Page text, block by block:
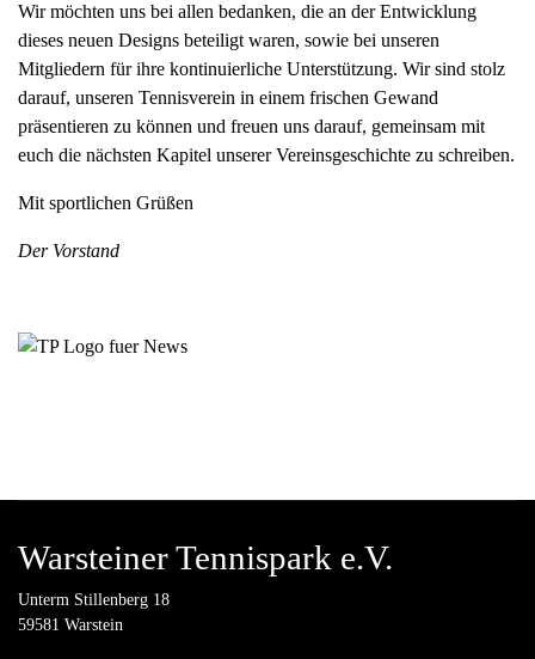
Wir möchten uns bei allen bedanken, die an der Entwicklung
dieses neuen Designs beteiligt waren, sowie bei unseren
Mitgliedern für ihre kontinuierliche Unterstützung. Wir sind stolz
darauf, unseren Tennisverein in einem frischen Gewand
präsentieren zu können und freuen uns darauf, gemeinsam mit
euch die nächsten Kapitel unserer Vereinsgeschichte zu schreiben.
Mit sportlichen Grüßen
Der Vorstand
Warsteiner Tennispark e.V.
Unterm Stillenberg 18
59581 Warstein